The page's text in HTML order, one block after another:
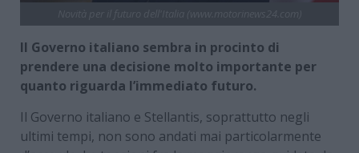
Il Governo italiano sembra in procinto di
prendere una decisione molto importante per
quanto riguarda l’immediato futuro.
Il Governo italiano e Stellantis, soprattutto negli
ultimi tempi, non sono andati mai particolarmente